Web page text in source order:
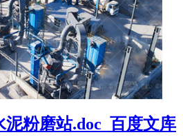
泥粉磨站.doc_百度文库